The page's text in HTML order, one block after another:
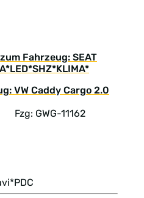
Fahrzeug: SEAT
Fzg: GWG-11162